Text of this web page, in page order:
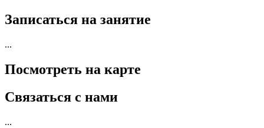
Записаться на занятие
...
Посмотреть на карте
Связаться с нами
...